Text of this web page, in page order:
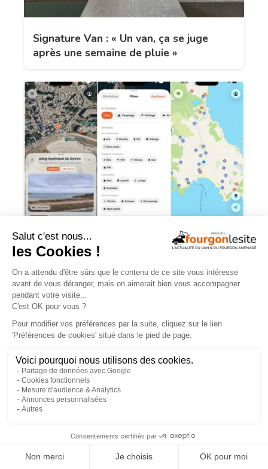
Signature Van : « Un van, ça se juge
après une semaine de pluie »
Lecampeur.fr : l’application nouvelle et
camping-car